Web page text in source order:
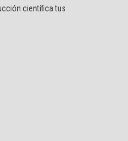
científica tus